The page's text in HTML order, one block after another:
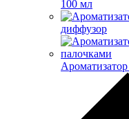
100 мл
диффузор